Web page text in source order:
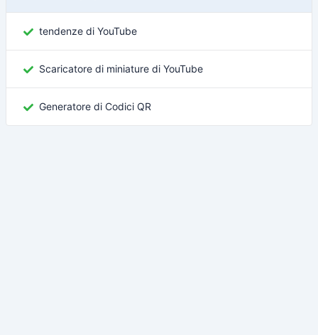
tendenze di YouTube
Scaricatore di miniature di YouTube
Generatore di Codici QR